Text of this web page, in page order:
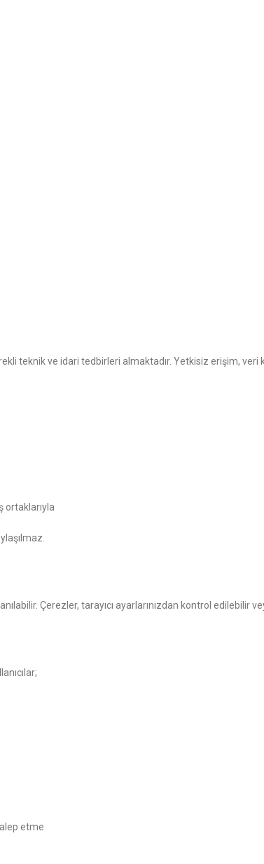
teknik ve idari tedbirleri almaktadır. Yetkisiz erişim, veri
ortaklarıyla
Çerezler, tarayıcı ayarlarınızdan kontrol edilebilir
etme